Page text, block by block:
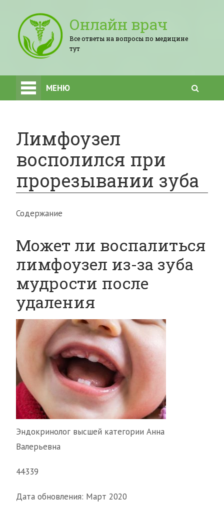
Онлайн врач
Все ответы на вопросы по медицине
тут
МЕНЮ
Лимфоузел
восполился при
прорезывании зуба
Содержание
Может ли воспалиться
лимфоузел из-за зуба
мудрости после
удаления
Эндокринолог высшей категории Анна
Валерьевна
44339
Дата обновления: Март 2020